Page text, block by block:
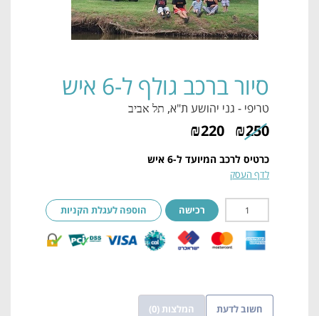
סיור ברכב גולף ל-6 איש
טריפי - גני יהושע ת"א, תל אביב
₪250
₪220
כרטיס לרכב המיועד ל-6 איש
לדף העסק
רכישה הוספה לעגלת הקניות
חשוב לדעת המלצות (0)